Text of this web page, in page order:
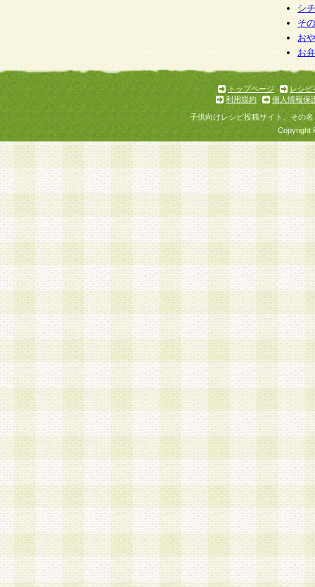
シ
そ
お
お
トップページ
レシピ
利用規約
個人情報保
子供向けレシピ投稿サイト、その
Copyright